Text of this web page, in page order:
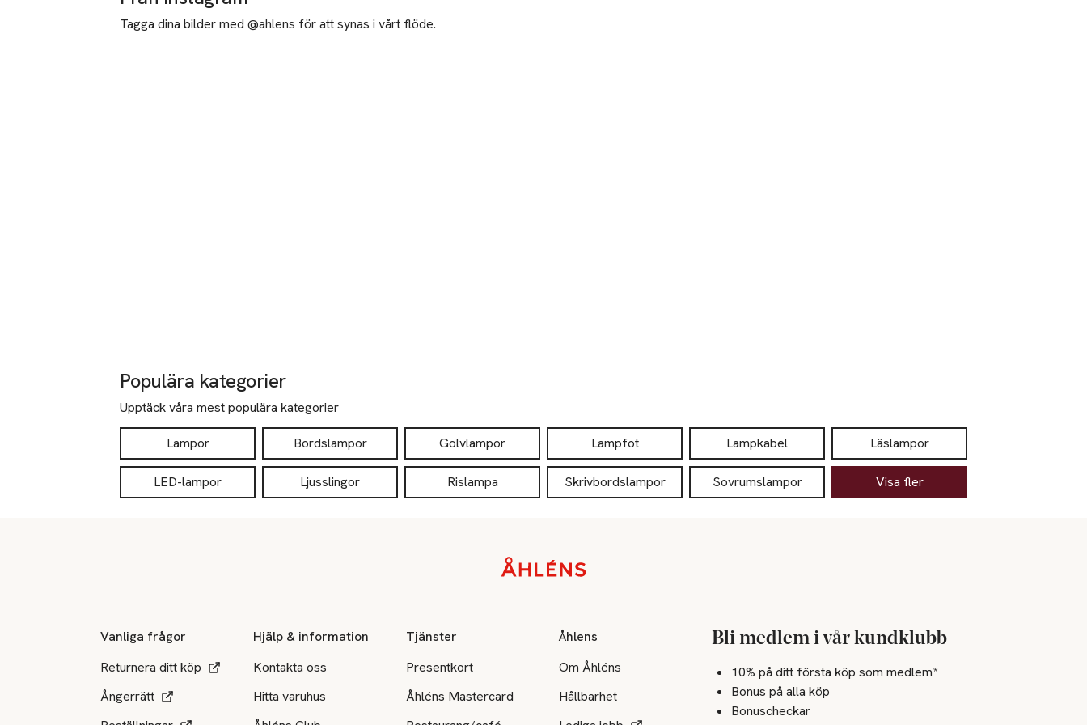
Tagga dina bilder med @ahlens för att synas i vårt flöde.
Populära kategorier
Upptäck våra mest populära kategorier
Lampor Bordslampor Golvlampor Lampfot Lampkabel Läslampor
LED-lampor Ljusslingor Rislampa Skrivbordslampor Sovrumslampor Visa fler
Vanliga frågor
Returnera ditt köp
Ångerrätt
Hjälp & information
Kontakta oss
Hitta varuhus
Tjänster
Presentkort
Åhléns Mastercard
Åhlens
Om Åhléns
Hållbarhet
Bli medlem i vår kundklubb
10% på ditt första köp som medlem*
Bonus på alla köp
Bonuscheckar